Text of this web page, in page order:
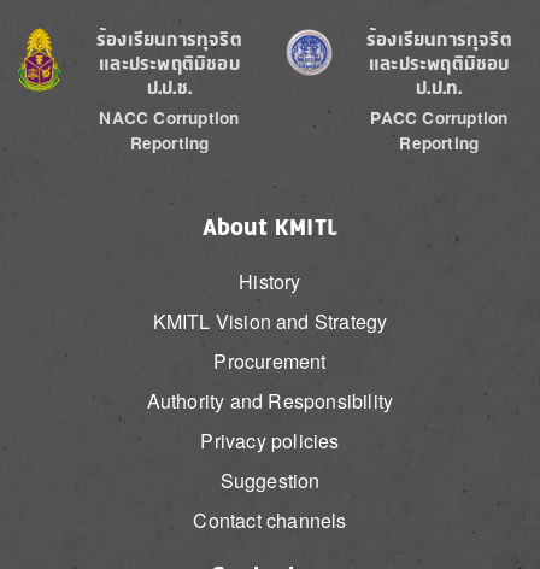
Image
ร้องเรียนการทุจริต
และประพฤติมิชอบ
ป.ป.ช.
NACC Corruption
Reporting
Image
ร้องเรียนการทุจริต
และประพฤติมิชอบ
ป.ป.ท.
PACC Corruption
Reporting
About KMITL
History
KMITL Vision and Strategy
Procurement
Authority and Responsibility
Privacy policies
Suggestion
Contact channels